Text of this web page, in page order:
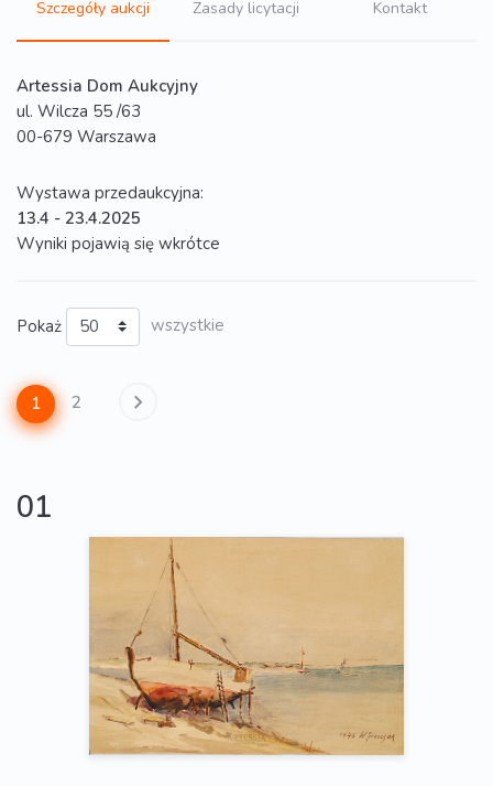
Szczegóły aukcji Zasady licytacji Kontakt
Artessia Dom Aukcyjny
ul. Wilcza 55 /63
00-679 Warszawa
Wystawa przedaukcyjna:
13.4 - 23.4.2025
Wyniki pojawią się wkrótce
Pokaż wszystkie
1 2
01